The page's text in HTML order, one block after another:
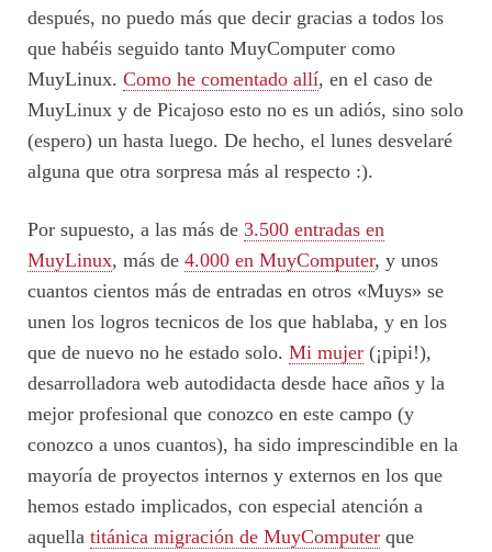
después, no puedo más que decir gracias a todos los
que habéis seguido tanto MuyComputer como
MuyLinux. Como he comentado allí, en el caso de
MuyLinux y de Picajoso esto no es un adiós, sino solo
(espero) un hasta luego. De hecho, el lunes desvelaré
alguna que otra sorpresa más al respecto :).
Por supuesto, a las más de 3.500 entradas en
MuyLinux, más de 4.000 en MuyComputer, y unos
cuantos cientos más de entradas en otros «Muys» se
unen los logros tecnicos de los que hablaba, y en los
que de nuevo no he estado solo. Mi mujer (¡pipi!),
desarrolladora web autodidacta desde hace años y la
mejor profesional que conozco en este campo (y
conozco a unos cuantos), ha sido imprescindible en la
mayoría de proyectos internos y externos en los que
hemos estado implicados, con especial atención a
aquella titánica migración de MuyComputer que